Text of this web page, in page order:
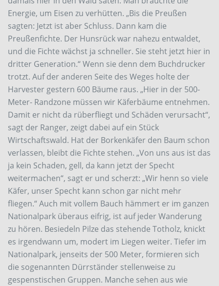
Energie, um Eisen zu verhütten. „Bis die Preußen
sagten: Jetzt ist aber Schluss. Dann kam die
Preußenfichte. Der Hunsrück war nahezu entwaldet,
und die Fichte wächst ja schneller. Sie steht jetzt hier in
dritter Generation.“ Wenn sie denn dem Buchdrucker
trotzt. Auf der anderen Seite des Weges holte der
Harvester gestern 600 Bäume raus. „Hier in der 500-
Meter- Randzone müssen wir Käferbäume entnehmen.
Damit er nicht da rüberfliegt und Schäden verursacht“,
sagt der Ranger, zeigt dabei auf ein Stück
Wirtschaftswald. Hat der Borkenkäfer den Baum schon
verlassen, bleibt die Fichte stehen. „Von uns aus ist das
ja kein Schaden, gell, da kann jetzt der Specht
weitermachen“, sagt er und scherzt: „Wir henn so viele
Käfer, unser Specht kann schon gar nicht mehr
fliegen.“ Auch mit vollem Bauch hämmert er im ganzen
Nationalpark überaus eifrig, ist auf jeder Wanderung
zu hören. Besiedeln Pilze das stehende Totholz, knickt
es irgendwann um, modert im Liegen weiter. Tiefer im
Nationalpark, jenseits der 500 Meter, formieren sich
die sogenannten Dürrständer stellenweise zu
gespenstischen Gruppen. Manche sehen aus wie